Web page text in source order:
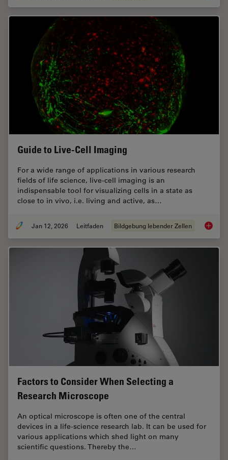
Guide to Live-Cell Imaging
For a wide range of applications in various research
fields of life science, live-cell imaging is an
indispensable tool for visualizing cells in a state as
close to in vivo, i.e. living and active, as…
Jan 12, 2026 Leitfaden Bildgebung lebender Zellen Guide
Factors to Consider When Selecting a
Research Microscope
An optical microscope is often one of the central
devices in a life-science research lab. It can be used for
various applications which shed light on many
scientific questions. Thereby the…